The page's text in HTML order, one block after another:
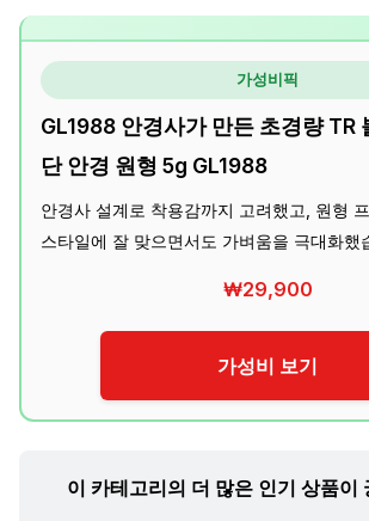
가성비픽
GL1988 안경사가 만든 초경량 TR
단 안경 원형 5g GL1988
안경사 설계로 착용감까지 고려했고, 원형
스타일에 잘 맞으면서도 가벼움을 극대화했
₩29,900
가성비 보기
이 카테고리의 더 많은 인기 상품이